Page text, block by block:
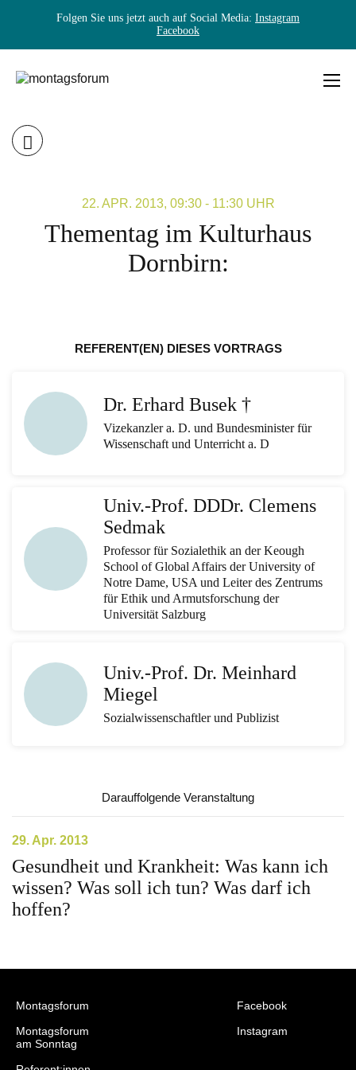
Folgen Sie uns jetzt auch auf Social Media: Instagram
Facebook
content
22. APR. 2013, 09:30 - 11:30 UHR
Thementag im Kulturhaus
Dornbirn:
REFERENT(EN) DIESES VORTRAGS
Dr. Erhard Busek †
Vizekanzler a. D. und Bundesminister für
Wissenschaft und Unterricht a. D
Univ.-Prof. DDDr. Clemens
Sedmak
Professor für Sozialethik an der Keough
School of Global Affairs der University of
Notre Dame, USA und Leiter des Zentrums
für Ethik und Armutsforschung der
Universität Salzburg
Univ.-Prof. Dr. Meinhard
Miegel
Sozialwissenschaftler und Publizist
Darauffolgende Veranstaltung
29. Apr. 2013
Gesundheit und Krankheit: Was kann ich
wissen? Was soll ich tun? Was darf ich
hoffen?
Montagsforum
Montagsforum
am Sonntag
Facebook
Instagram